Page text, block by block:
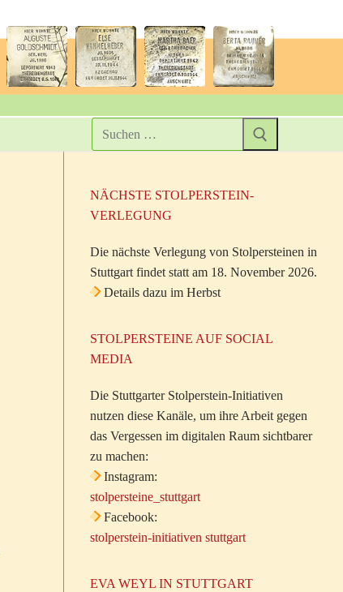
NÄCHSTE STOLPERSTEIN-
VERLEGUNG
Die nächste Verlegung von Stolpersteinen in
Stuttgart findet statt am 18. November 2026.
Details dazu im Herbst
STOLPERSTEINE AUF SOCIAL
MEDIA
Die Stuttgarter Stolperstein-Initiativen
nutzen diese Kanäle, um ihre Arbeit gegen
das Vergessen im digitalen Raum sichtbarer
zu machen:
Instagram:
stolpersteine_stuttgart
Facebook:
stolperstein-initiativen stuttgart
EVA WEYL IN STUTTGART